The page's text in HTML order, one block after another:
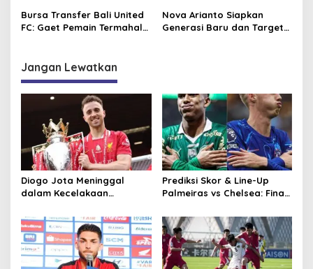
Kekayaan yang Diwariskan
ke Istri dan Anak
Estevao vs Masa Depannya
Bursa Transfer Bali United
FC: Gaet Pemain Termahal
Nova Arianto Siapkan
Generasi Baru dan Target
Jangan Lewatkan
Diogo Jota Meninggal
dalam Kecelakaan
Kekayaan yang Diwariskan
ke Istri dan Anak
Prediksi Skor & Line-Up
Palmeiras vs Chelsea: Final
Estevao vs Masa Depannya